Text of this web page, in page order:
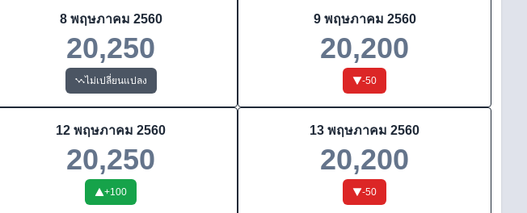
8 พฤษภาคม 2560
20,250
ไม่เปลี่ยนแปลง
9 พฤษภาคม 2560
20,200
-50
12 พฤษภาคม 2560
20,250
+100
13 พฤษภาคม 2560
20,200
-50